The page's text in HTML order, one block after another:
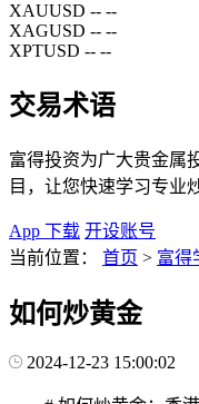
XAUUSD -- --
XAGUSD -- --
XPTUSD -- --
交易术语
富得投资为广大贵金属
目，让您快速学习专业
App 下载 开设账号
当前位置：
首页 > 富得
如何炒黄金
2024-12-23 15:00:02